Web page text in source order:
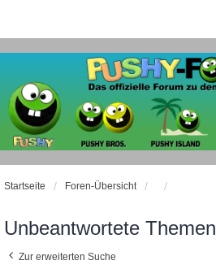
Startseite Foren-Übersicht
Unbeantwortete Themen
Zur erweiterten Suche